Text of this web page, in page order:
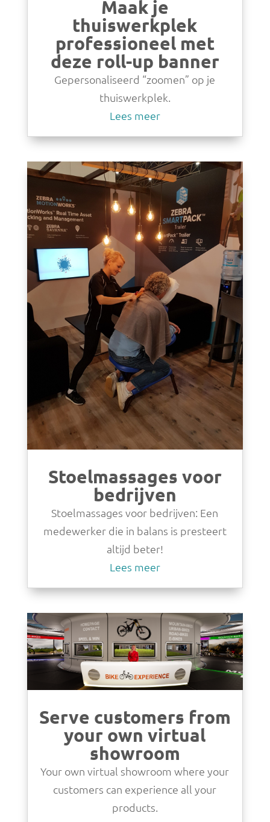
Maak je
thuiswerkplek
professioneel met
deze roll-up banner
Gepersonaliseerd “zoomen” op je
thuiswerkplek.
Lees meer
Stoelmassages voor
bedrijven
Stoelmassages voor bedrijven: Een
medewerker die in balans is presteert
altijd beter!
Lees meer
Serve customers from
your own virtual
showroom
Your own virtual showroom where your
customers can experience all your
products.